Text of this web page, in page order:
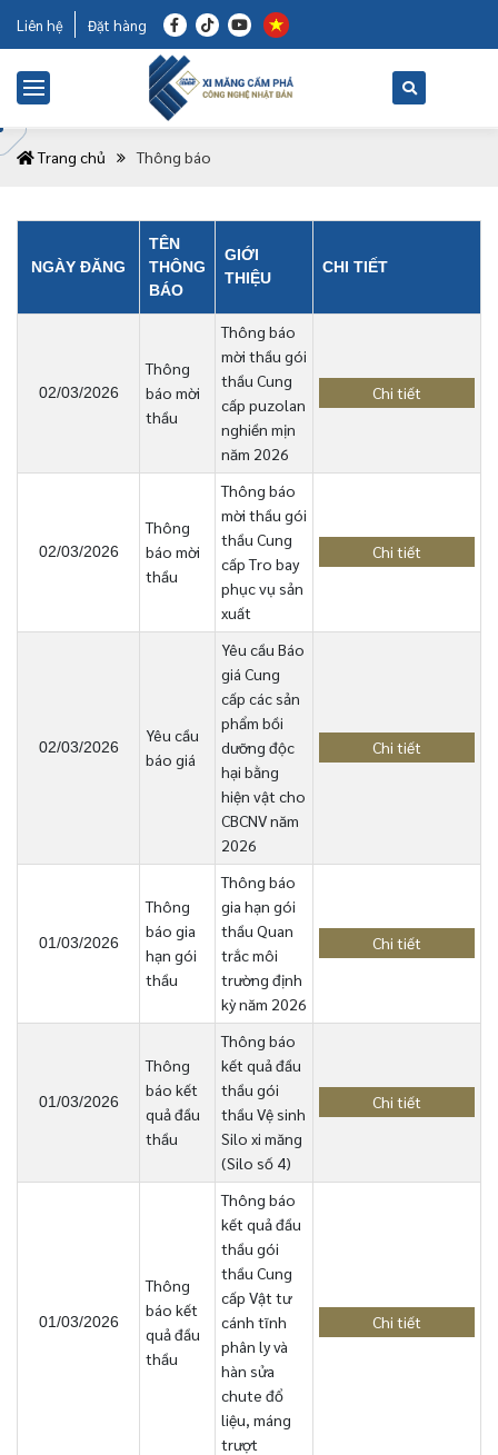
Liên hệ Đặt hàng
Trang chủ Thông báo
NGÀY ĐĂNG
TÊN
THÔNG
BÁO
GIỚI
THIỆU
CHI TIẾT
02/03/2026
Thông
báo mời
thầu
Thông báo
mời thầu gói
thầu Cung
cấp puzolan
nghiền mịn
năm 2026
Chi tiết
02/03/2026
Thông
báo mời
thầu
Thông báo
mời thầu gói
thầu Cung
cấp Tro bay
phục vụ sản
xuất
Chi tiết
02/03/2026
Yêu cầu
báo giá
Yêu cầu Báo
giá Cung
cấp các sản
phẩm bồi
dưỡng độc
hại bằng
hiện vật cho
CBCNV năm
2026
Chi tiết
01/03/2026
Thông
báo gia
hạn gói
thầu
Thông báo
gia hạn gói
thầu Quan
trắc môi
trường định
kỳ năm 2026
Chi tiết
01/03/2026
Thông
báo kết
quả đầu
thầu
Thông báo
kết quả đầu
thầu gói
thầu Vệ sinh
Silo xi măng
(Silo số 4)
Chi tiết
01/03/2026
Thông
báo kết
quả đầu
thầu
Thông báo
kết quả đầu
thầu gói
thầu Cung
cấp Vật tư
cánh tĩnh
phân ly và
hàn sửa
chute đổ
liệu, máng
trượt
Chi tiết